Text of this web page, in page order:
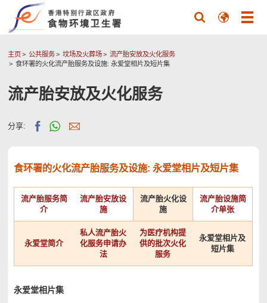
主页 公共服务 坟场及火葬场
流产胎安放及火化服务
食环署的火化流产胎服务及设施: 永爱堂相片及短片集
流产胎安放及火化服务
分享:
食环署的火化流产胎服务及设施: 永爱堂相片及短片集
流产胎服务简
介
流产胎安放设
施
流产胎火化设
施
流产胎设施简
介单张
永爱堂简介
私人流产胎火
化服务申请办
法
为医疗机构提
供的批次火化
服务
永爱堂相片及
短片集
永爱堂相片集